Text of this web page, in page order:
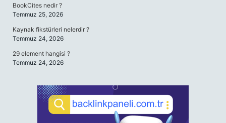
BookCites nedir ?
Temmuz 25, 2026
Kaynak fikstürleri nelerdir ?
Temmuz 24, 2026
29 element hangisi ?
Temmuz 24, 2026